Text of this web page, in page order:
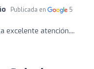
Publicada en
5
excelente atención....